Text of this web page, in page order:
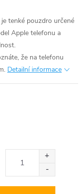
tenké pouzdro určené
Apple telefonu a
že na telefonu
Detailní informace